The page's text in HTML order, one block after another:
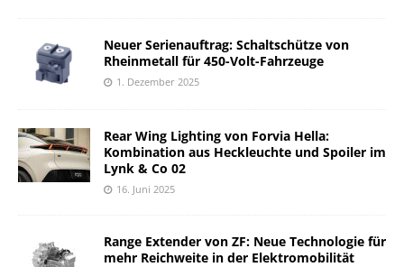
Neuer Serienauftrag: Schaltschütze von
Rheinmetall für 450-Volt-Fahrzeuge
1. Dezember 2025
Rear Wing Lighting von Forvia Hella:
Kombination aus Heckleuchte und Spoiler im
Lynk & Co 02
16. Juni 2025
Range Extender von ZF: Neue Technologie für
mehr Reichweite in der Elektromobilität